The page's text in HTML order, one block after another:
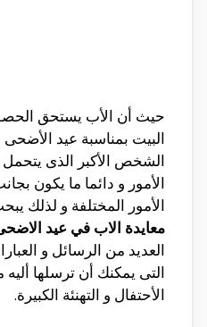
حيث أن الأب يستحق
البيت بمناسبة عيد الأضحى
الشخص الأكبر الذى
الأمور و دائما ما يكون
الأمور المختلفة و لذلك
معايدة الاب في عيد
العديد من الرسائل و
التى يمكنك أن ترسلها
الأحتفال و التهنئة الكبيرة.